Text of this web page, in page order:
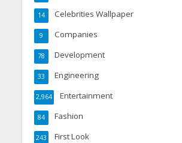
Celebrities Wallpaper
14
Companies
9
Development
78
Engineering
33
Entertainment
2,964
Fashion
84
First Look
243